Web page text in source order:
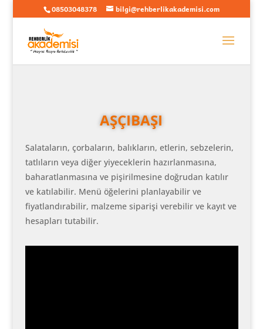
08503048378 bilgi@rehberlikakademisi.com
AŞÇIBAŞI
Salataların, çorbaların, balıkların, etlerin, sebzelerin,
tatlıların veya diğer yiyeceklerin hazırlanmasına,
baharatlanmasına ve pişirilmesine doğrudan katılır
ve katılabilir. Menü öğelerini planlayabilir ve
fiyatlandırabilir, malzeme siparişi verebilir ve kayıt ve
hesapları tutabilir.